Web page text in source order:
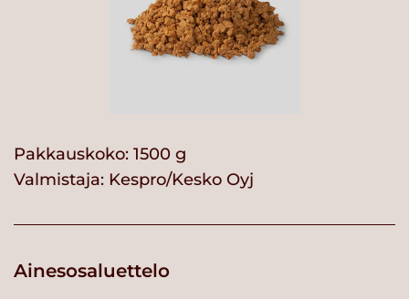
Pakkauskoko: 1500 g
Valmistaja: Kespro/Kesko Oyj
Ainesosaluettelo